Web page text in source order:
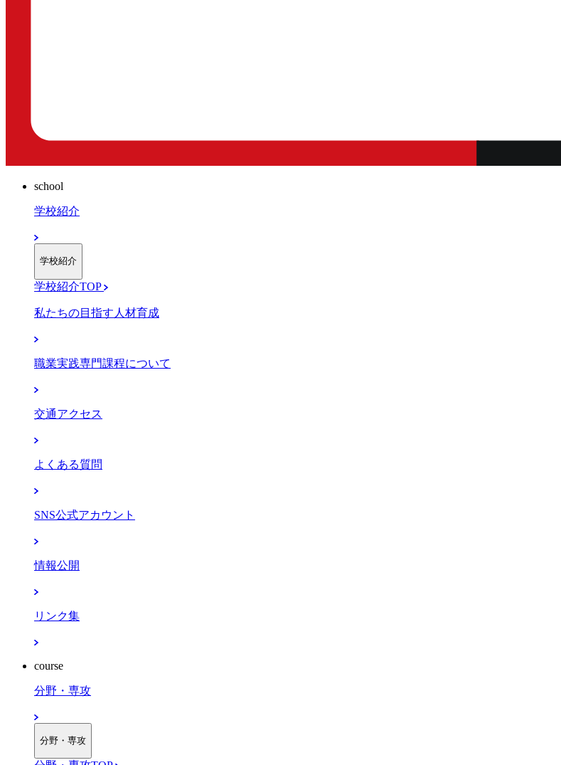
school
学校紹介
学校紹介
学校紹介TOP
私たちの目指す人材育成
職業実践専門課程について
交通アクセス
よくある質問
SNS公式アカウント
情報公開
リンク集
course
分野・専攻
分野・専攻